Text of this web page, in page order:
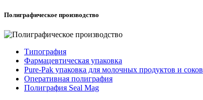
Полиграфическое производство
Типография
Фармацевтическая упаковка
Pure-Pak упаковка для молочных продуктов и соков
Оперативная полиграфия
Полиграфия Seal Mag